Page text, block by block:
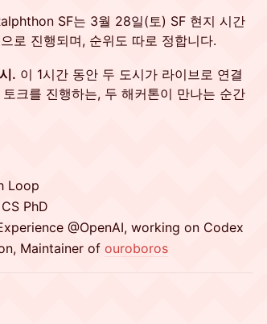
SF는 3월 28일(토) SF 현지 시간
로 진행되며, 순위도 따로 정합니다.
. 이 1시간 동안 두 도시가 라이브로 연결
크를 진행하는, 두 해커톤이 만나는 순간
Loop
PhD
@OpenAI, working on Codex
Maintainer of ouroboros